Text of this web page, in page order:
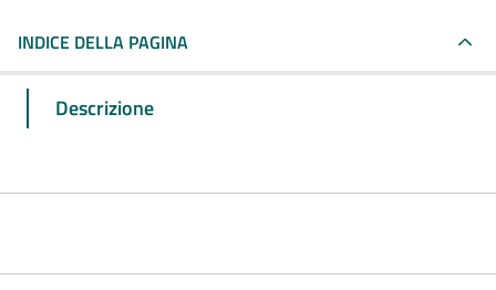
INDICE DELLA PAGINA
Descrizione